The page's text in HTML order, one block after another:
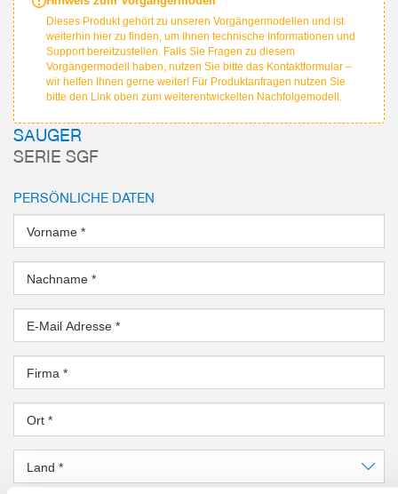
Dieses Produkt gehört zu unseren Vorgängermodellen und ist
weiterhin hier zu finden, um Ihnen technische Informationen und
Support bereitzustellen. Falls Sie Fragen zu diesem
Vorgängermodell haben, nutzen Sie bitte das Kontaktformular –
wir helfen Ihnen gerne weiter! Für Produktanfragen nutzen Sie
bitte den Link oben zum weiterentwickelten Nachfolgemodell.
SAUGER
SERIE SGF
PERSÖNLICHE DATEN
Vorname *
Nachname *
E-Mail Adresse *
Firma *
Ort *
Land *